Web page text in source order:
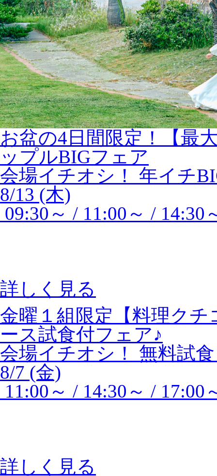
お盆の4日間限定！【最
ップルBIGフェア
会場イチオシ！
年イチ
8/13 (木)
09:30～ / 11:00～ / 14:30
詳しく見る
金曜１組限定【料理ク
ース試食付フェア♪
会場イチオシ！
無料試食
8/7 (金)
11:00～ / 14:30～ / 17:00
詳しく見る